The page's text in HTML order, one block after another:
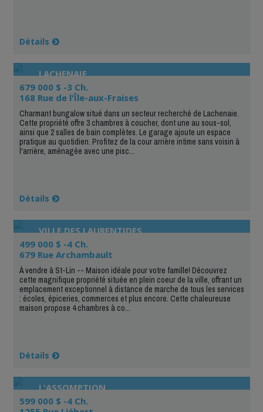
Détails
LACHENAIE
679 000 $ -3 Ch.
168 Rue de l'Île-aux-Fraises
Charmant bungalow situé dans un secteur recherché de Lachenaie.
Cette propriété offre 3 chambres à coucher, dont une au sous-sol,
ainsi que 2 salles de bain complètes. Le garage ajoute un espace
pratique au quotidien. Profitez de la cour arrière intime sans voisin à
l'arrière, aménagée avec une pisc...
Détails
VILLE DES LAURENTIDES
499 000 $ -4 Ch.
679 Rue Archambault
À vendre à St-Lin -- Maison idéale pour votre famille! Découvrez
cette magnifique propriété située en plein coeur de la ville, offrant un
emplacement exceptionnel à distance de marche de tous les services
: écoles, épiceries, commerces et plus encore. Cette chaleureuse
maison propose 4 chambres à co...
Détails
L'ASSOMPTION
599 000 $ -4 Ch.